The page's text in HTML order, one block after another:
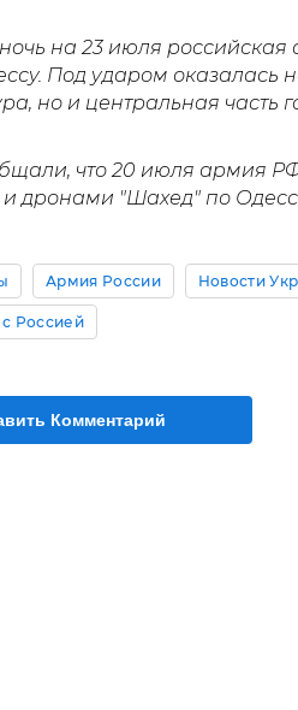
на 23 июля
Под ударом оказалась
но и центральная часть
что 20 июля армия
и дронами "Шахед" по
Армия России Новости
Россией
Комментарий